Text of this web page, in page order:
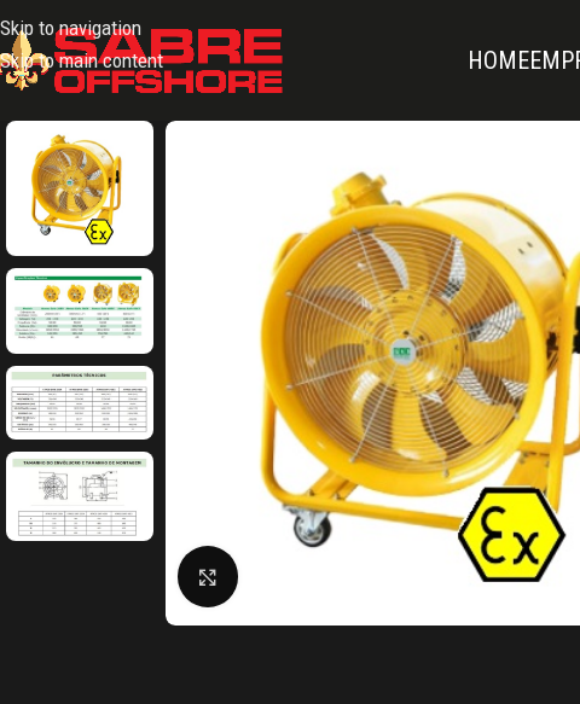
Skip to navigation
Skip to main content
HOME